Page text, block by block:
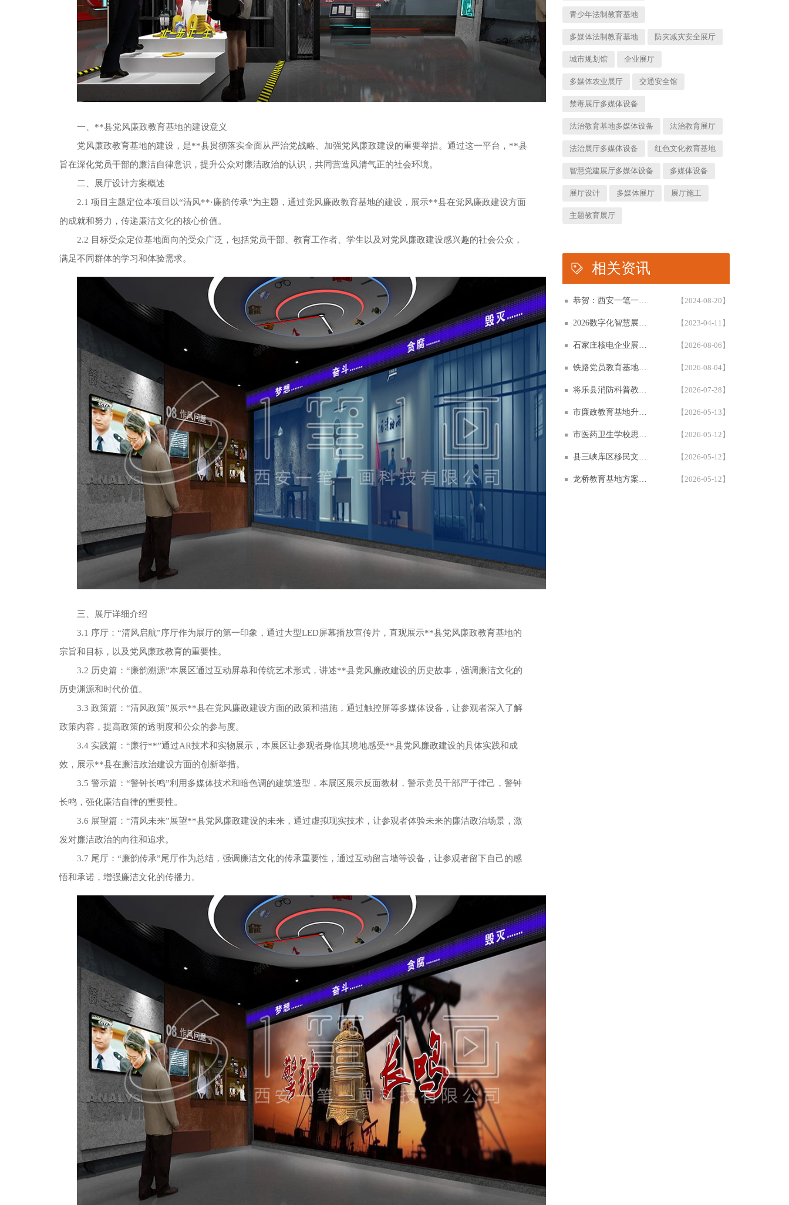
一、**县党风廉政教育基地的建设意义
党风廉政教育基地的建设，是**县贯彻落实全面从严治党战略、加强党风廉政建设的重要举措。通过这一平台，**县
旨在深化党员干部的廉洁自律意识，提升公众对廉洁政治的认识，共同营造风清气正的社会环境。
二、展厅设计方案概述
2.1 项目主题定位本项目以“清风**·廉韵传承”为主题，通过党风廉政教育基地的建设，展示**县在党风廉政建设方面
的成就和努力，传递廉洁文化的核心价值。
2.2 目标受众定位基地面向的受众广泛，包括党员干部、教育工作者、学生以及对党风廉政建设感兴趣的社会公众，
满足不同群体的学习和体验需求。
三、展厅详细介绍
3.1 序厅：“清风启航”序厅作为展厅的第一印象，通过大型LED屏幕播放宣传片，直观展示**县党风廉政教育基地的
宗旨和目标，以及党风廉政教育的重要性。
3.2 历史篇：“廉韵溯源”本展区通过互动屏幕和传统艺术形式，讲述**县党风廉政建设的历史故事，强调廉洁文化的
历史渊源和时代价值。
3.3 政策篇：“清风政策”展示**县在党风廉政建设方面的政策和措施，通过触控屏等多媒体设备，让参观者深入了解
政策内容，提高政策的透明度和公众的参与度。
3.4 实践篇：“廉行**”通过AR技术和实物展示，本展区让参观者身临其境地感受**县党风廉政建设的具体实践和成
效，展示**县在廉洁政治建设方面的创新举措。
3.5 警示篇：“警钟长鸣”利用多媒体技术和暗色调的建筑造型，本展区展示反面教材，警示党员干部严于律己，警钟
长鸣，强化廉洁自律的重要性。
3.6 展望篇：“清风未来”展望**县党风廉政建设的未来，通过虚拟现实技术，让参观者体验未来的廉洁政治场景，激
发对廉洁政治的向往和追求。
3.7 尾厅：“廉韵传承”尾厅作为总结，强调廉洁文化的传承重要性，通过互动留言墙等设备，让参观者留下自己的感
悟和承诺，增强廉洁文化的传播力。
青少年法制教育基地
多媒体法制教育基地 防灾减灾安全展厅
城市规划馆 企业展厅
多媒体农业展厅 交通安全馆
禁毒展厅多媒体设备
法治教育基地多媒体设备 法治教育展厅
法治展厅多媒体设备 红色文化教育基地
智慧党建展厅多媒体设备 多媒体设备
展厅设计 多媒体展厅 展厅施工
主题教育展厅
相关资讯
恭贺：西安一笔一画科技有限公司再次被评为高新技术企业！！！ 【2024-08-20】
2026数字化智慧展厅设计与施工一体化白皮书，一笔一画科技智慧展厅设计白皮书概述展示 【2023-04-11】
石家庄核电企业展厅设计怎么做？从立项到落地的一份完整指南 【2026-08-06】
铁路党员教育基地设计方案全参考解析：如何承载铁轨上的星火？ 【2026-08-04】
将乐县消防科普教育基地怎么设计？6大展区与互动五原则方案复盘 【2026-07-28】
市廉政教育基地升级建设提档 | 西安一笔一画千万级多媒体廉政展厅案例 【2026-05-13】
市医药卫生学校思政教育基地设计方案 | 600㎡学校多媒体展厅设计施工案例 — 西安一笔一画科技 【2026-05-12】
县三峡库区移民文化教育基地 | 一笔一画沉浸式多媒体互动展厅设计施工案例 【2026-05-12】
龙桥教育基地方案，多媒体互动展厅设计施工案例 | 1200㎡红色教育基地 | 西安一笔一画科技 【2026-05-12】